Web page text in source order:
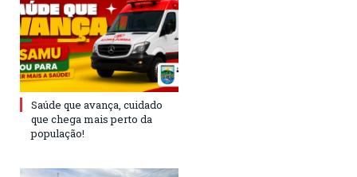
Saúde que avança, cuidado
que chega mais perto da
população!